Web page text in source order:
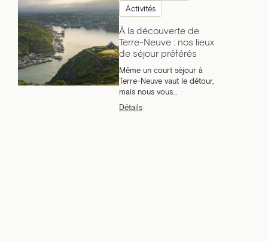
le point de départ de nombreux
Neuve. Certains sont même
accessibles à pied, à partir de
l’hôtel.
Activités
À la découverte de
Terre-Neuve : nos lieux
de séjour préférés
Même un court séjour à
Terre-Neuve vaut le détour,
mais nous vous
encourageons à prendre de
plus longues vacances ici, à
Détails